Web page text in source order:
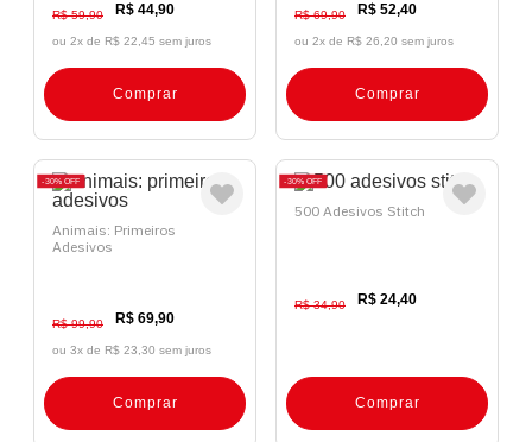
R$ 59,90 R$ 44,90
ou 2x de R$ 22,45 sem juros
Comprar
R$ 69,90 R$ 52,40
ou 2x de R$ 26,20 sem juros
Comprar
30% OFF
Animais: Primeiros
Adesivos
R$ 99,90 R$ 69,90
ou 3x de R$ 23,30 sem juros
Comprar
30% OFF
500 Adesivos Stitch
R$ 34,90 R$ 24,40
Comprar